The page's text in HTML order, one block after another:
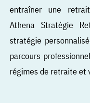
entraîner une
Athena Stratégie
stratégie
parcours
régimes de retraite et